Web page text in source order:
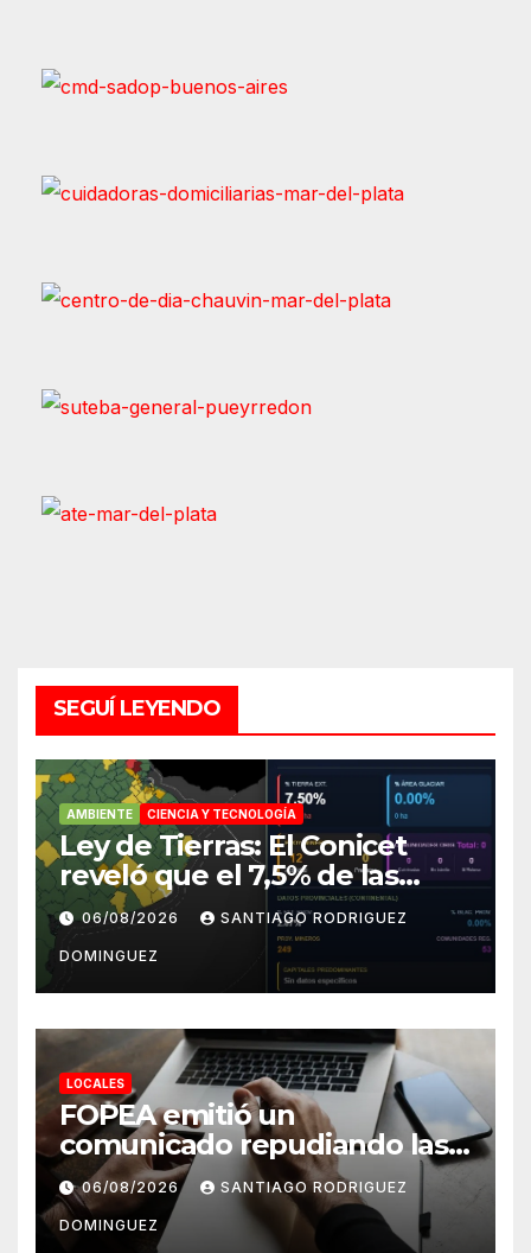
SEGUÍ LEYENDO
AMBIENTE CIENCIA Y TECNOLOGÍA
Ley de Tierras: El Conicet
reveló que el 7,5% de las
tierras rurales de Mar del
Plata pertenecen a
extranjeros
06/08/2026 SANTIAGO RODRIGUEZ
DOMINGUEZ
LOCALES
FOPEA emitió un
comunicado repudiando las
cuentas pseudo periodísticas
de Instagram en Mar del
Plata
06/08/2026 SANTIAGO RODRIGUEZ
DOMINGUEZ